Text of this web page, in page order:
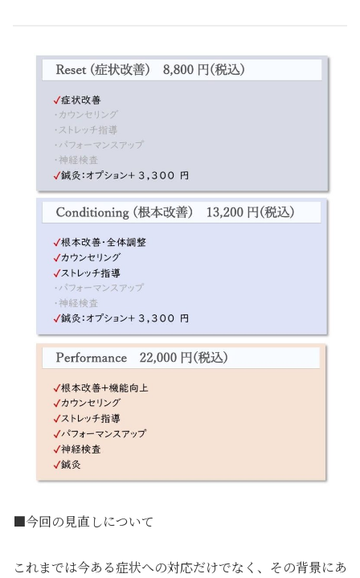
■今回の見直しについて
これまでは今ある症状への対応だけでなく、その背景にあ